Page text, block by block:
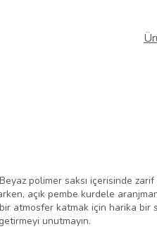
polimer saksı içerisinde
açık pembe kurdele
atmosfer katmak için harika bir
unutmayın.